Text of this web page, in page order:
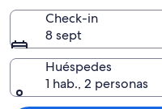
Check-in
8 sept
Huéspedes
1 hab., 2 personas